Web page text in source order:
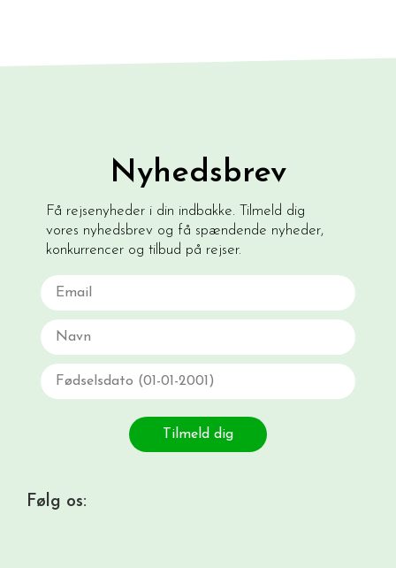
Nyhedsbrev
Få rejsenyheder i din indbakke. Tilmeld dig
vores nyhedsbrev og få spændende nyheder,
konkurrencer og tilbud på rejser.
Email
Navn
Fødselsdato
Tilmeld dig
Følg os: